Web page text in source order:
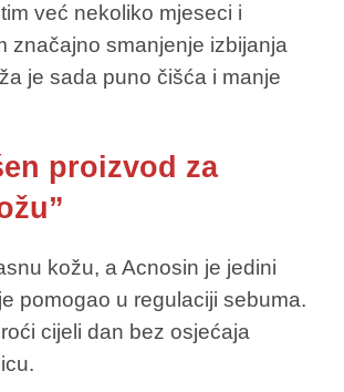
već nekoliko mjeseci i
značajno smanjenje izbijanja
je sada puno čišća i manje
proizvod za
kožu, a Acnosin je jedini
pomogao u regulaciji sebuma.
cijeli dan bez osjećaja